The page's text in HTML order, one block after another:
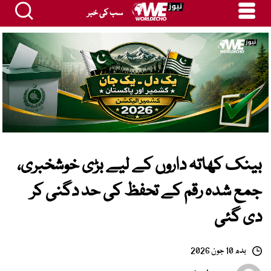
سب کی خبر
بینک کھاتہ داروں کے لیے بڑی خوشخبری،
جمع شدہ رقم کے تحفظ کی حد دگنی کر
دی گئی
بدھ 10 جون 2026